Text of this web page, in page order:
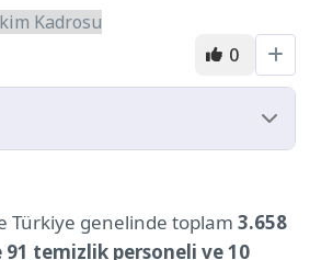
0
Türkiye genelinde toplam 3.658
91 temizlik personeli ve 10